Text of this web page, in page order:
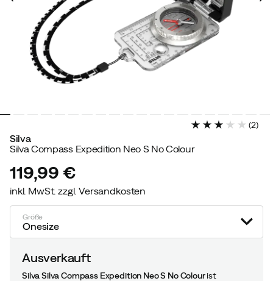
(2)
Silva
Silva Compass Expedition Neo S No Colour
price
119,99 €
inkl. MwSt. zzgl. Versandkosten
Größe
Onesize
Ausverkauft
Silva Silva Compass Expedition Neo S No Colourist